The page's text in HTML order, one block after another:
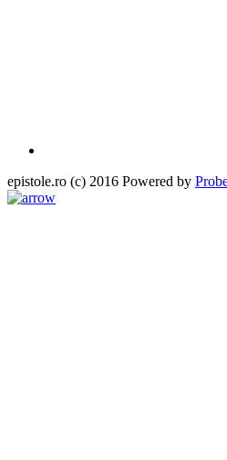
epistole.ro (c) 2016 Powered by